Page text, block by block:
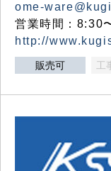
ome-
営業時間：8:30
http://
販売可 工